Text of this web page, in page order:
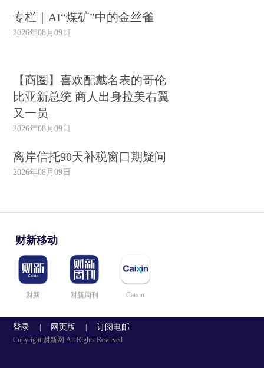
专栏｜AI“煤矿”中的金丝雀
2026年08月09日
【商圈】喜欢配戴名表的哥伦
比亚新总统 商人出身拉美右翼
又一员
2026年08月09日
离岸信托90天补税窗口期疑问
2026年08月09日
财新移动
财新 财新周刊 Caixin
登录 | 网页版 | 订阅电邮
Copyright 财新网 All Rights Reserved